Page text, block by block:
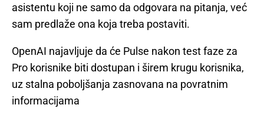
asistentu koji ne samo da odgovara na pitanja, već
sam predlaže ona koja treba postaviti.
OpenAI najavljuje da će Pulse nakon test faze za
Pro korisnike biti dostupan i širem krugu korisnika,
uz stalna poboljšanja zasnovana na povratnim
informacijama